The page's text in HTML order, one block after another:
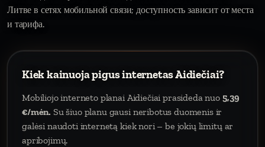
Литве в сетях мобильной связи; доступность зависит от места
и тарифа.
Kiek kainuoja pigus internetas Aidiečiai?
Mobiliojo interneto planai Aidiečiai prasideda nuo 5,39
€/mėn. Su šiuo planu gausi neribotus duomenis ir
galėsi naudoti internetą kiek nori – be jokių limitų ar
apribojimų.